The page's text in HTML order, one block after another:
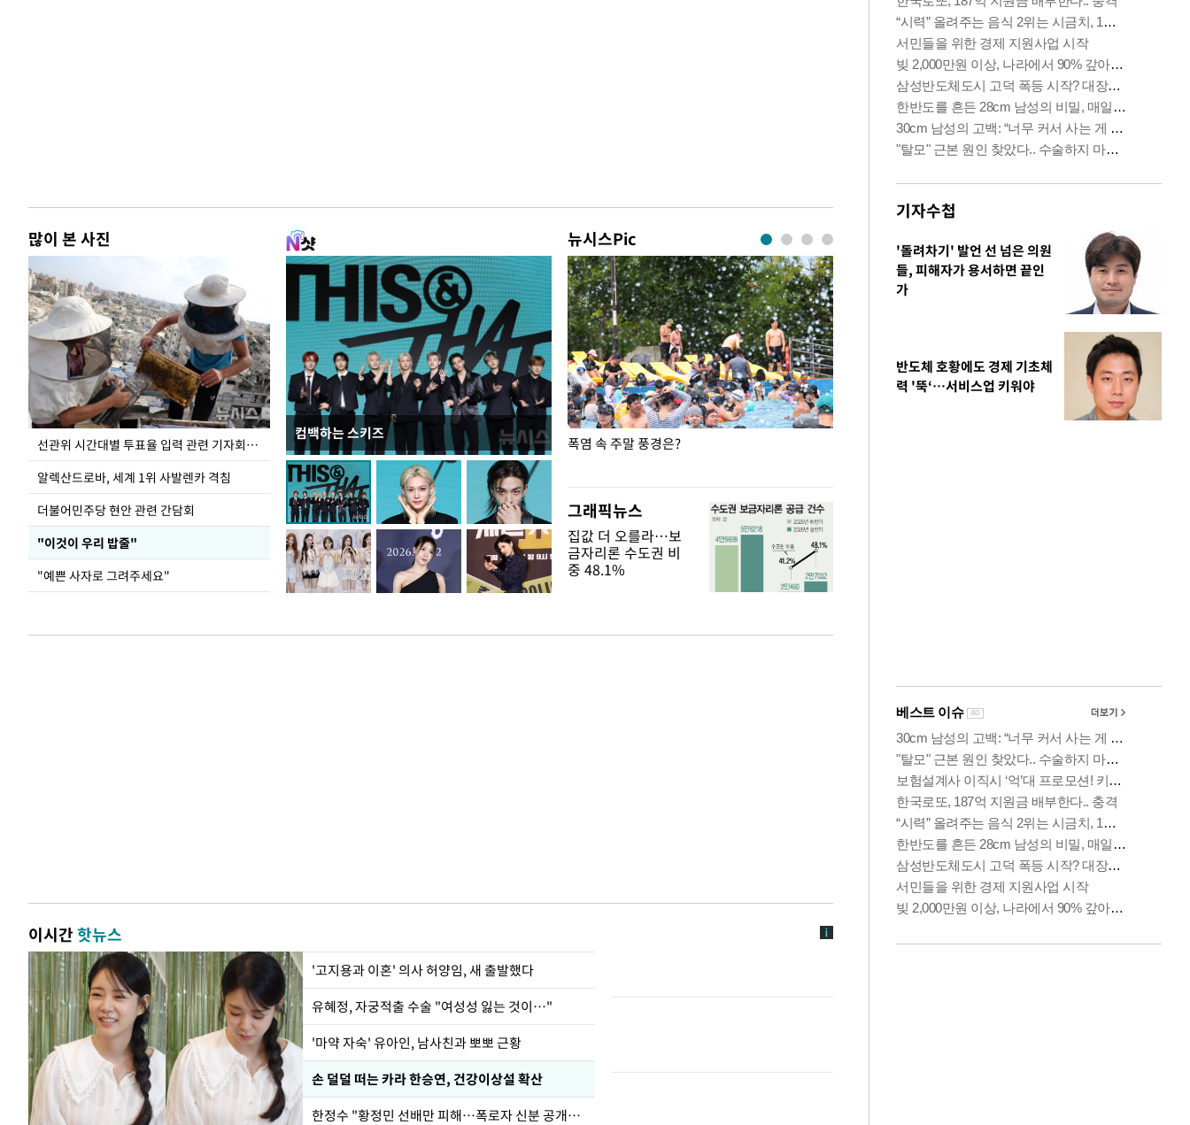
많이 본 사진
선관위 시간대별 투표율 입력 관련 기자회견하는 주진우 의원
알렉산드로바, 세계 1위 사발렌카 격침
더불어민주당 현안 관련 간담회
"이것이 우리 밥줄"
"예쁜 사자로 그려주세요"
컴백하는 스키즈
뉴시스Pic
민주당 당대표 후보 김민석, 제주·인천 권리당원
투표서 정청래에 승리
폭염 속 주말 풍경은?
그래픽뉴스
집값 더 오를라…보
금자리론 수도권 비
중 48.1%
이시간핫뉴스
'고지용과 이혼' 의사 허양임, 새 출발했다
유혜정, 자궁적출 수술 "여성성 잃는 것이…"
'마약 자숙' 유아인, 남사친과 뽀뽀 근황
손 덜덜 떠는 카라 한승연, 건강이상설 확산
한정수 "황정민 선배만 피해…폭로자 신분 공개하라"
기자수첩
'돌려차기' 발언 선 넘은 의원
들, 피해자가 용서하면 끝인
가
반도체 호황에도 경제 기초체
력 '뚝‘…서비스업 키워야